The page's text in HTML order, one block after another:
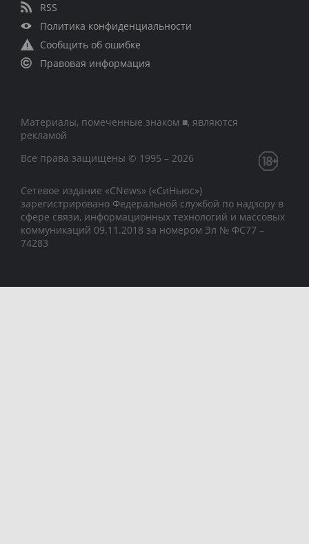
RSS
Политика конфиденциальности
Сообщить об ошибке
Правовая информация
Материалы, помеченные знаком ■, являются
рекламой
Все права защищены © 1995 – 2026
Сетевое издание «CNews» («СиНьюс»)
зарегистрировано Федеральной службой по надзору в
сфере связи, информационных технологий и массовых
коммуникаций 09.11.2018 за номером Эл № ФС77 –
74283